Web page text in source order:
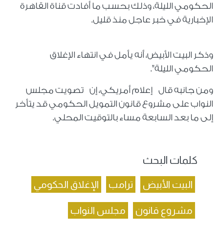
الحكومي الليلة، وذلك بحسب ما أفادت قناة القاهرة
الإخبارية في خبر عاجل منذ قليل.
وذكر البيت الأبيض، أنه يأمل في انتهاء الإغلاق
الحكومي الليلة".
ومن جانبه قال إعلام أمريكي، إن تصويت مجلس
النواب على مشروع قانون التمويل الحكومي قد يتأخر
إلى ما بعد السابعة مساء بالتوقيت المحلي.
كلمات البحث
البيت الأبيض ترامب الإغلاق الحكومي
مشروع قانون مجلس النواب